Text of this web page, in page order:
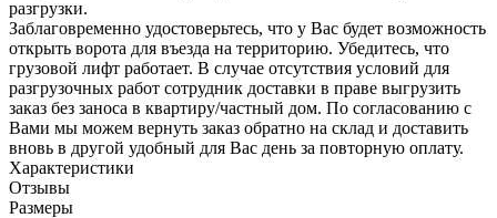
разгрузки.
Заблаговременно удостоверьтесь, что у Вас будет возможность
открыть ворота для въезда на территорию. Убедитесь, что
грузовой лифт работает. В случае отсутствия условий для
разгрузочных работ сотрудник доставки в праве выгрузить
заказ без заноса в квартиру/частный дом. По согласованию с
Вами мы можем вернуть заказ обратно на склад и доставить
вновь в другой удобный для Вас день за повторную оплату.
Характеристики
Отзывы
Размеры